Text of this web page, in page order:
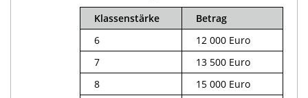
Klassenstärke
Betrag
6
12 000 Euro
7
13 500 Euro
8
15 000 Euro